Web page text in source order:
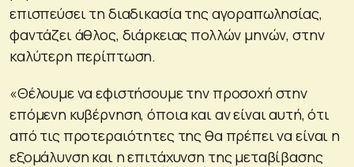
επισπεύσει τη διαδικασία της αγοραπωλησίας,
φαντάζει άθλος, διάρκειας πολλών μηνών, στην
καλύτερη περίπτωση.
«Θέλουμε να εφιστήσουμε την προσοχή στην
επόμενη κυβέρνηση, όποια και αν είναι αυτή, ότι
από τις προτεραιότητες της θα πρέπει να είναι η
εξομάλυνση και η επιτάχυνση της μεταβίβασης